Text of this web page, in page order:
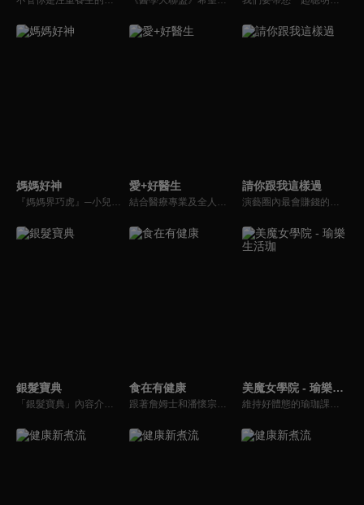
媽媽好神
『媽媽界巧虎』─小兒科醫師黃瑽寧，『國民媽媽』─鍾欣凌，兩人領軍擁有十八般武藝的好神媽媽團，為全台媽媽們發聲，所有育兒新知，家庭秘辛，全家大小健康，都會在《媽媽好神》一一解惑！
愛+好醫生
結合醫療專業及全人關懷的新型態節目，主持人黃瑽寧醫師親訪家庭，跨領域醫療顧問團全方位檢視，提供最完整、實用和正確的資訊來守護孩子的健康。
請你跟我這樣過
演藝圈內最會賺錢的侯昌明，以親身經歷教你理財；採訪經歷豐沛的黃文華，把所見所聞通通報你哉。不論是理財知識、兩性問題、生活資訊，完全貼近市井小民的所需所求，保證讓你生活過更好！
銀髮寶典
「銀髮寶典」內容介紹銀髮族相關的醫療知識，讓爺爺奶奶們能了解銀髮族常見的疾病、或是身體常遇到的問題，並邀請專業的醫師上節目解答，詳細深入且淺顯易懂的方式講述給各位爺爺奶奶們。為銀髮族的身體健康預防把關，讓爺爺奶奶能有一個樂活的退休生活。
食在有健康
跟著詹姆士和潘懷宗博士就能輕鬆學料理！只是品嚐美食之餘，身體健康也要懂得把關，每集都會傳授生活健康資訊，破除一般飲食迷思，讓大家吃得美味、活得健康！
美魔女學院 - 瑜樂生活珈
維持好體態的瑜珈課程，有著豐富的瑜珈姿勢，伸展筋骨舒緩全身疲勞，緊緻肌肉線條，不只能雕塑美美的身材也能夠讓身心靈都暢快健康，跟上我們的腳步一起踏上瑜樂生活珈，輕鬆好上手，快樂享瘦！